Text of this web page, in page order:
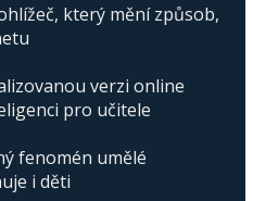
který mění způsob,
verzi online
pro učitele
fenomén umělé
i děti